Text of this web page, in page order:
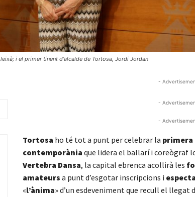
i el primer tinent d'alcalde de Tortosa, Jordi Jordan
-
-
-
Tortosa ho té tot a punt per celebrar la
contemporània que lidera el ballarí i coreògraf
Vertebra Dansa, la capital ebrenca acollirà les
amateurs a punt d’esgotar inscripcions i
«l’ànima» d’un esdeveniment que recull el llegat